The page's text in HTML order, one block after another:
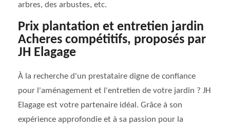
arbres, des arbustes, etc.
Prix plantation et entretien jardin
Acheres compétitifs, proposés par
JH Elagage
À la recherche d'un prestataire digne de confiance
pour l'aménagement et l'entretien de votre jardin ? JH
Elagage est votre partenaire idéal. Grâce à son
expérience approfondie et à sa passion pour la